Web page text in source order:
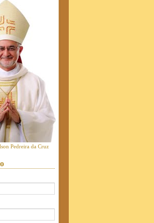
Pedreira da Cruz